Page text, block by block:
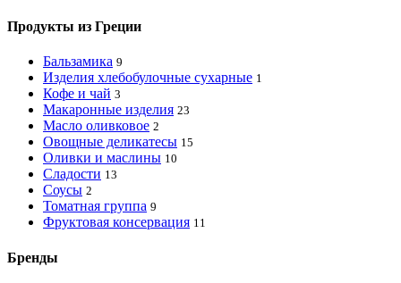
Продукты из Греции
Бальзамика 9
Изделия хлебобулочные сухарные 1
Кофе и чай 3
Макаронные изделия 23
Масло оливковое 2
Овощные деликатесы 15
Оливки и маслины 10
Сладости 13
Соусы 2
Томатная группа 9
Фруктовая консервация 11
Бренды